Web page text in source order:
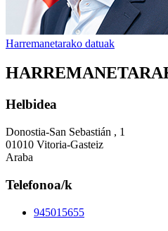
Harremanetarako datuak
Helbidea
Donostia-San Sebastián , 1
01010 Vitoria-Gasteiz
Araba
Telefonoa/k
945015655